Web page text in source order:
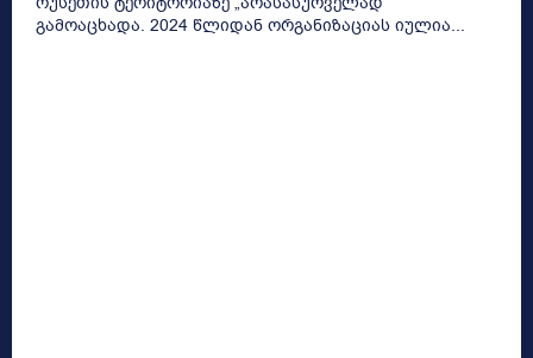
გამოაცხადა. 2024 წლიდან ორგანიზაციას იულია...